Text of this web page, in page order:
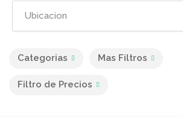
Categorias Mas Filtros
Filtro de Precios